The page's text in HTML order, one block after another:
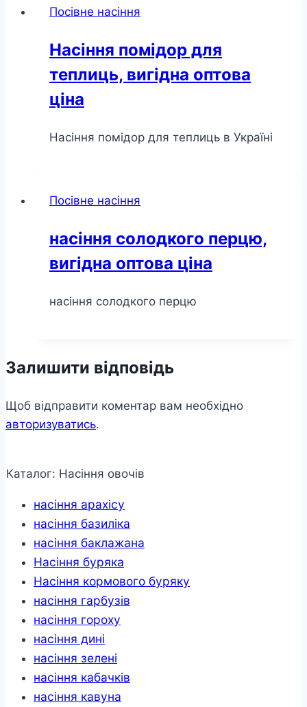
Посівне насіння
Насіння помідор для
теплиць, вигідна оптова
ціна
Насіння помідор для теплиць в Україні
Посівне насіння
насіння солодкого перцю,
вигідна оптова ціна
насіння солодкого перцю
Залишити відповідь
Щоб відправити коментар вам необхідно
авторизуватись.
Каталог: Насіння овочів
насіння арахісу
насіння базиліка
насіння баклажана
Насіння буряка
Насіння кормового буряку
насіння гарбузів
насіння гороху
насіння дині
насіння зелені
насіння кабачків
насіння кавуна